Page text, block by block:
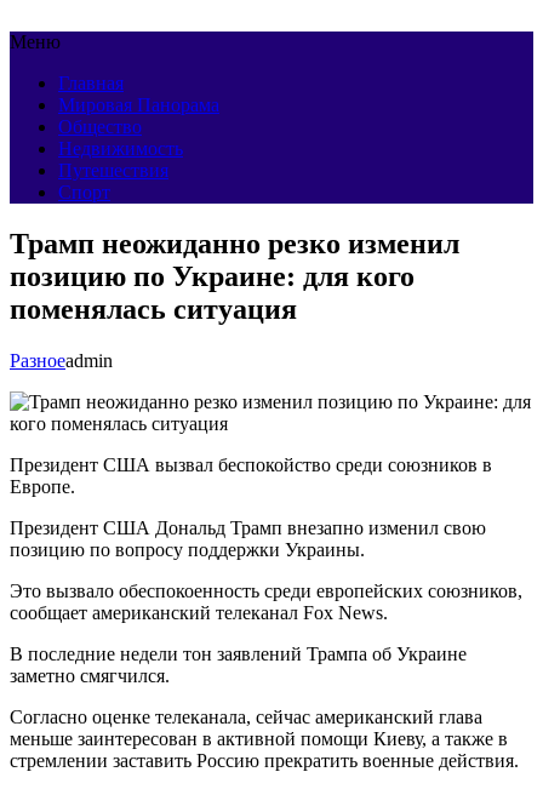
Меню
Главная
Мировая Панорама
Общество
Недвижимость
Путешествия
Спорт
Трамп неожиданно резко изменил
позицию по Украине: для кого
поменялась ситуация
Разноеadmin
Президент США вызвал беспокойство среди союзников в
Европе.
Президент США Дональд Трамп внезапно изменил свою
позицию по вопросу поддержки Украины.
Это вызвало обеспокоенность среди европейских союзников,
сообщает американский телеканал Fox News.
В последние недели тон заявлений Трампа об Украине
заметно смягчился.
Согласно оценке телеканала, сейчас американский глава
меньше заинтересован в активной помощи Киеву, а также в
стремлении заставить Россию прекратить военные действия.